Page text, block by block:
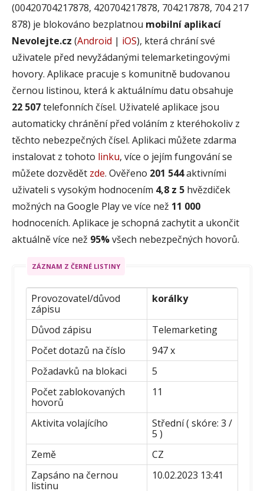
(00420704217878, 420704217878, 704217878, 704 217
878) je blokováno bezplatnou mobilní aplikací
Nevolejte.cz (Android | iOS), která chrání své
uživatele před nevyžádanými telemarketingovými
hovory. Aplikace pracuje s komunitně budovanou
černou listinou, která k aktuálnímu datu obsahuje
22 507telefonních čísel. Uživatelé aplikace jsou
automaticky chránění před voláním z kteréhokoliv z
těchto nebezpečných čísel. Aplikaci můžete zdarma
instalovat z tohoto linku, více o jejím fungování se
můžete dozvědět zde. Ověřeno 201 544aktivními
uživateli s vysokým hodnocením 4,8 z 5 hvězdiček
možných na Google Play ve více než 11 000
hodnoceních. Aplikace je schopná zachytit a ukončit
aktuálně více než 95%všech nebezpečných hovorů.
ZÁZNAM Z ČERNÉ LISTINY
Provozovatel/důvod
zápisu
korálky
Důvod zápisu
Telemarketing
Počet dotazů na číslo
947 x
Požadavků na blokaci
5
Počet zablokovaných
hovorů
11
Aktivita volajícího
Střední ( skóre: 3 /
5 )
Země
CZ
Zapsáno na černou
listinu
10.02.2023 13:41